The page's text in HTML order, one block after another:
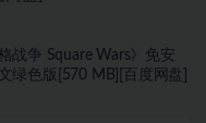
格战争 ⁤Square Wars》免安
绿色版[570 MB][百度网盘]